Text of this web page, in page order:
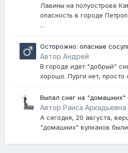
Лавины на полуострове
опасность в городе
...
Осторожно: опасные
глыбы, представляющие
здоровью
Автор Андрей
В городе идет "добрый"
хорошо. Пурги нет, просто
Выпал снег на "домашних"
Автор Раиса Аркадьевна
А сегодня, 20 августа,
"домашних" вулканов были